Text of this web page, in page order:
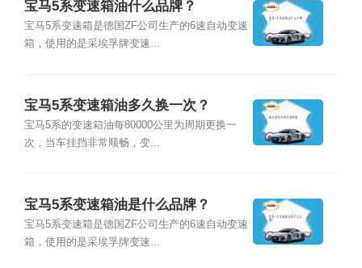
宝马5系变速箱油什么品牌？
宝马5系变速箱是德国ZF公司生产的6速自动变速
箱，使用的是采埃孚牌变速...
宝马5系变速箱油多久换一次？
宝马5系的变速箱油每80000公里为周期更换一
次，当车挂挡非常顺畅，变...
宝马5系变速箱油是什么品牌？
宝马5系变速箱是德国ZF公司生产的6速自动变速
箱，使用的是采埃孚牌变速...